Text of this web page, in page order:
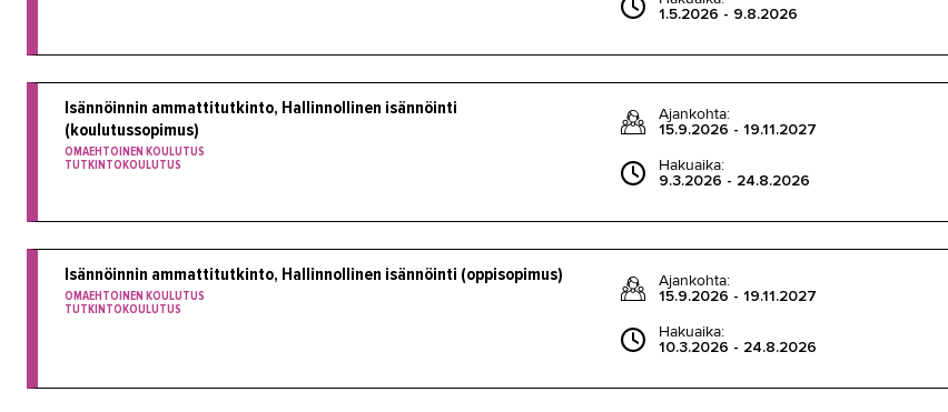
1.5.2026 - 9.8.2026
Isännöinnin ammattitutkinto, Hallinnollinen isännöinti
(koulutussopimus)
OMAEHTOINEN KOULUTUS
TUTKINTOKOULUTUS
Ajankohta:
15.9.2026 - 19.11.2027
Hakuaika:
9.3.2026 - 24.8.2026
Isännöinnin ammattitutkinto, Hallinnollinen isännöinti (oppisopimus)
OMAEHTOINEN KOULUTUS
TUTKINTOKOULUTUS
Ajankohta:
15.9.2026 - 19.11.2027
Hakuaika:
10.3.2026 - 24.8.2026